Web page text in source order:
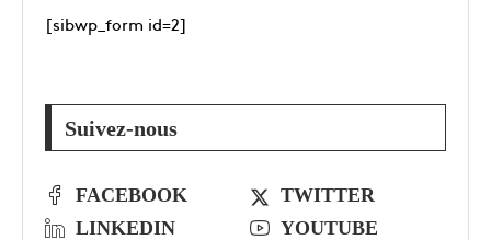
[sibwp_form id=2]
Suivez-nous
FACEBOOK
TWITTER
LINKEDIN
YOUTUBE